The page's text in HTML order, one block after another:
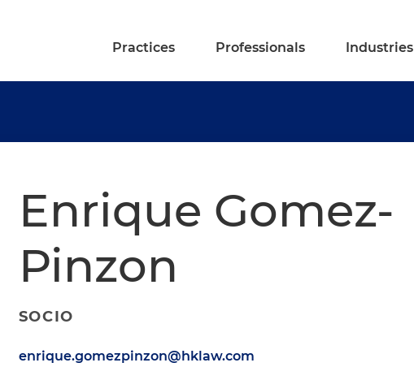
Practices Professionals Industries
Enrique Gomez-
Pinzon
SOCIO
enrique.gomezpinzon@hklaw.com